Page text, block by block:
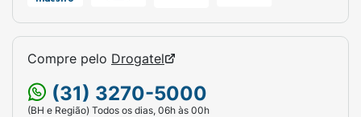
Compre pelo Drogatel
(31) 3270-5000
(BH e Região) Todos os dias, 06h às 00h